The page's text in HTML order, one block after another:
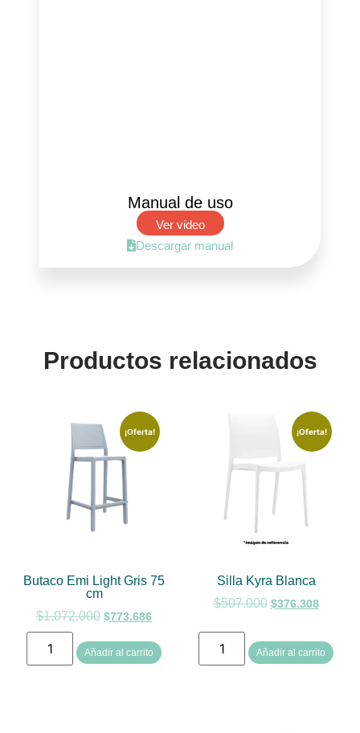
Manual de uso
Ver video
Descargar manual
Productos relacionados
¡Oferta!
Butaco Emi Light Gris 75
cm
$1.072.000 $773.686
Añadir al carrito
¡Oferta!
Silla Kyra Blanca
$507.000 $376.308
Añadir al carrito